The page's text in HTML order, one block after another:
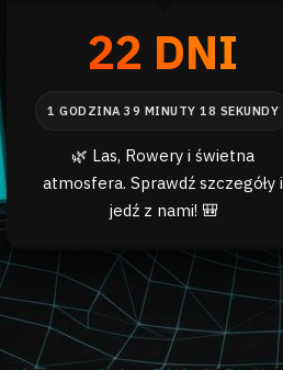
22 DNI
🌿 Las, Rowery i świetna
atmosfera. Sprawdź szczegóły i
jedź z nami! 🎒